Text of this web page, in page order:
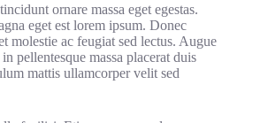
ornare massa eget egestas.
eget est lorem ipsum. Donec
molestie ac feugiat sed lectus. Augue
pellentesque massa placerat duis
mattis ullamcorper velit sed